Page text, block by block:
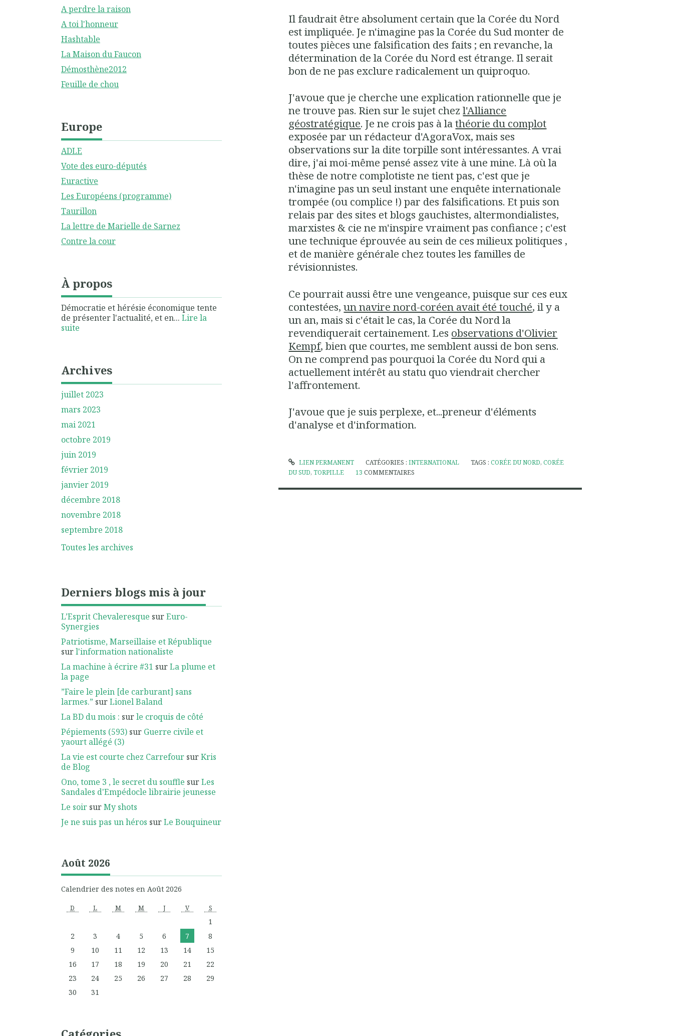
A perdre la raison
A toi l'honneur
Hashtable
La Maison du Faucon
Démosthène2012
Feuille de chou
Europe
ADLE
Vote des euro-députés
Euractive
Les Européens (programme)
Taurillon
La lettre de Marielle de Sarnez
Contre la cour
À propos
Démocratie et hérésie économique tente
de présenter l'actualité, et en... Lire la
suite
Archives
juillet 2023
mars 2023
mai 2021
octobre 2019
juin 2019
février 2019
janvier 2019
décembre 2018
novembre 2018
septembre 2018
Toutes les archives
Derniers blogs mis à jour
L’Esprit Chevaleresque surEuro-
Synergies
Patriotisme, Marseillaise et République
surl'information nationaliste
La machine à écrire #31 surLa plume et
la page
”Faire le plein [de carburant] sans
larmes.” surLionel Baland
La BD du mois : surle croquis de côté
Pépiements (593) sur Guerre civile et
yaourt allégé (3)
La vie est courte chez Carrefour surKris
de Blog
Ono, tome 3 , le secret du souffle surLes
Sandales d'Empédocle librairie jeunesse
Le soir surMy shots
Je ne suis pas un héros surLe Bouquineur
Août 2026
Calendrier des notes en Août 2026
D L M M J V S
1
2
3 4 5 6 7
8
9
10 11 12 13 14
15
16
17 18 19 20 21
22
23
24 25 26 27 28
29
30
31
Il faudrait être absolument certain que la Corée du Nord
est impliquée. Je n'imagine pas la Corée du Sud monter de
toutes pièces une falsification des faits ; en revanche, la
détermination de la Corée du Nord est étrange. Il serait
bon de ne pas exclure radicalement un quiproquo.
J'avoue que je cherche une explication rationnelle que je
ne trouve pas. Rien sur le sujet chezl'Alliance
géostratégique. Je ne crois pas à lathéorie du complot
exposée par un rédacteur d'AgoraVox, mais ses
observations sur la dite torpille sont intéressantes. A vrai
dire, j'ai moi-même pensé assez vite à une mine. Là où la
thèse de notre complotiste ne tient pas, c'est que je
n'imagine pas un seul instant une enquête internationale
trompée (ou complice !) par des falsifications. Et puis son
relais par des sites et blogs gauchistes, altermondialistes,
marxistes & cie ne m'inspire vraiment pas confiance ; c'est
une technique éprouvée au sein de ces milieux politiques ,
et de manière générale chez toutes les familles de
révisionnistes.
Ce pourrait aussi être une vengeance, puisque sur ces eux
contestées,un navire nord-coréen avait été touché, il y a
un an, mais si c'était le cas, la Corée du Nord la
revendiquerait certainement. Les observations d'Olivier
Kempf, bien que courtes, me semblent aussi de bon sens.
On ne comprend pas pourquoi la Corée du Nord qui a
actuellement intérêt au statu quo viendrait chercher
l'affrontement.
J'avoue que je suis perplexe, et...preneur d'éléments
d'analyse et d'information.
LIEN PERMANENT CATÉGORIES : INTERNATIONAL TAGS : CORÉE DU NORD, CORÉE
DU SUD,TORPILLE 13 COMMENTAIRES